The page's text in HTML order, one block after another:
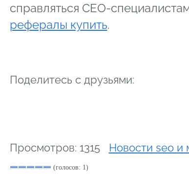
справляться СЕО-
рефералы купить.
Поделитесь с друзьями:
Просмотров: 1315 Новости seo и
(голосов: 1)